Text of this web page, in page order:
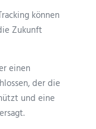
können
Zukunft
einen
der die
und eine